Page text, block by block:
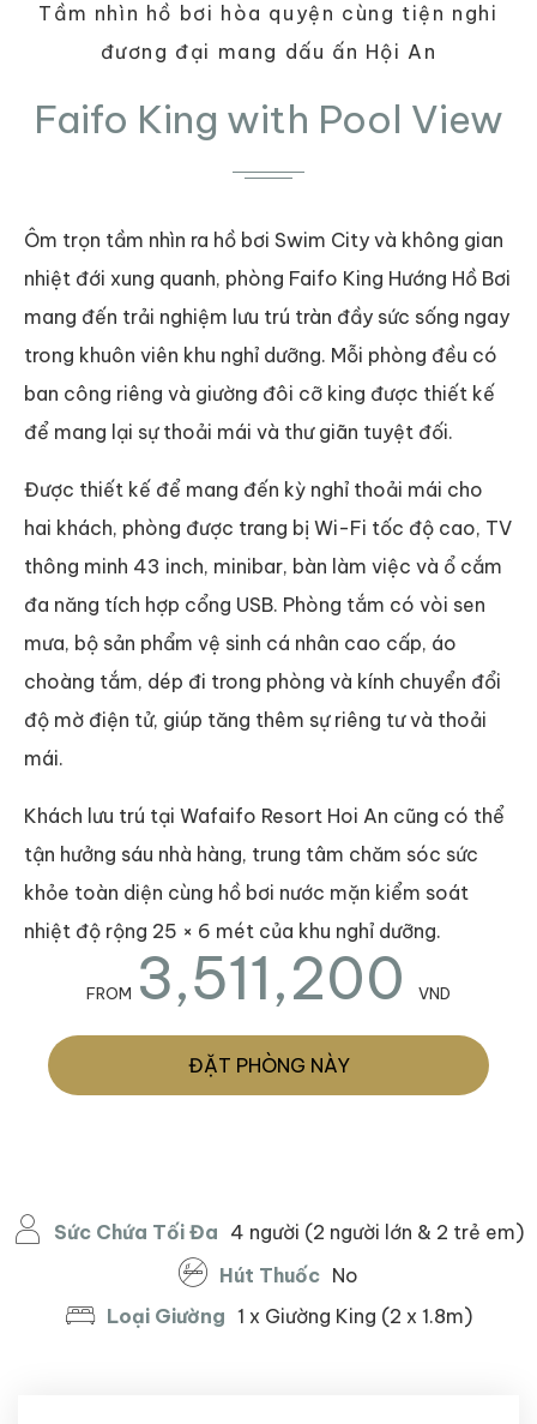
Faifo King with Pool View
Tầm nhìn hồ bơi hòa quyện cùng tiện nghi
đương đại mang dấu ấn Hội An
Ôm trọn tầm nhìn ra hồ bơi Swim City và không gian
nhiệt đới xung quanh, phòng Faifo King Hướng Hồ Bơi
mang đến trải nghiệm lưu trú tràn đầy sức sống ngay
trong khuôn viên khu nghỉ dưỡng. Mỗi phòng đều có
ban công riêng và giường đôi cỡ king được thiết kế
để mang lại sự thoải mái và thư giãn tuyệt đối.
Được thiết kế để mang đến kỳ nghỉ thoải mái cho
hai khách, phòng được trang bị Wi-Fi tốc độ cao, TV
thông minh 43 inch, minibar, bàn làm việc và ổ cắm
đa năng tích hợp cổng USB. Phòng tắm có vòi sen
mưa, bộ sản phẩm vệ sinh cá nhân cao cấp, áo
choàng tắm, dép đi trong phòng và kính chuyển đổi
độ mờ điện tử, giúp tăng thêm sự riêng tư và thoải
mái.
Khách lưu trú tại Wafaifo Resort Hoi An cũng có thể
tận hưởng sáu nhà hàng, trung tâm chăm sóc sức
khỏe toàn diện cùng hồ bơi nước mặn kiểm soát
nhiệt độ rộng 25 × 6 mét của khu nghỉ dưỡng.
FROM 3,511,200 VND
ĐẶT PHÒNG NÀY
Sức Chứa Tối Đa 4 người (2 người lớn & 2 trẻ em)
Hút Thuốc No
Loại Giường 1 x Giường King (2 x 1.8m)